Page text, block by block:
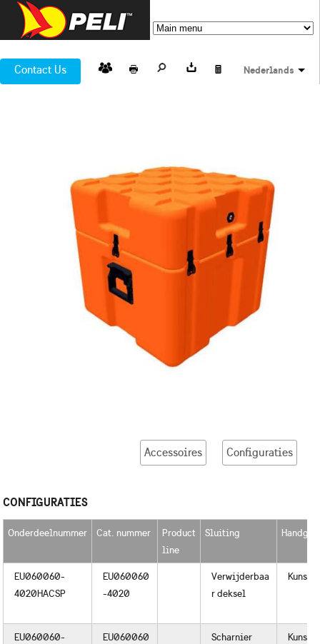
Contact Us Nederlands
Accessoires Configuraties
CONFIGURATIES
Onderdeelnummer Cat. nummer
Product
line
Sluiting
EU060060-
4020HACSP
EU060060
-4020
Verwijderbaa
r deksel
EU060060-
EU060060
Scharnier